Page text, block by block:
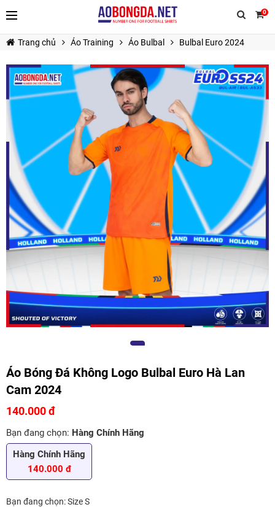
0
TIẾP TỤC MUA HÀNG
Trang chủ Áo Training Áo Bulbal Bulbal Euro 2024
Áo Bóng Đá Không Logo Bulbal Euro Hà Lan
Cam 2024
140.000 đ
Bạn đang chọn: Hàng Chính Hãng
Hàng Chính Hãng
140.000 đ
Bạn đang chọn:Size S